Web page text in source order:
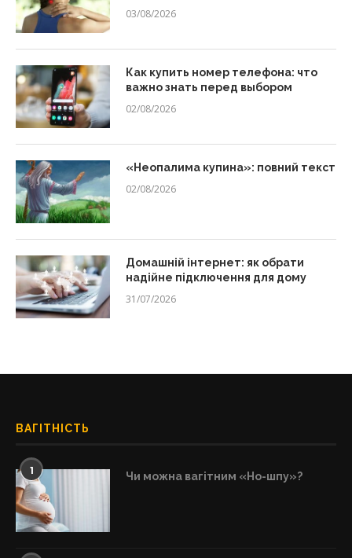
03/08/2026
Как купить номер телефона: что
важно знать перед выбором
02/08/2026
«Неопалима купина»: повний текст
02/08/2026
Домашній інтернет: як обрати
надійне підключення для дому
31/07/2026
ВАГІТНІСТЬ
1 Чи можна вагітним «Но-шпу»?